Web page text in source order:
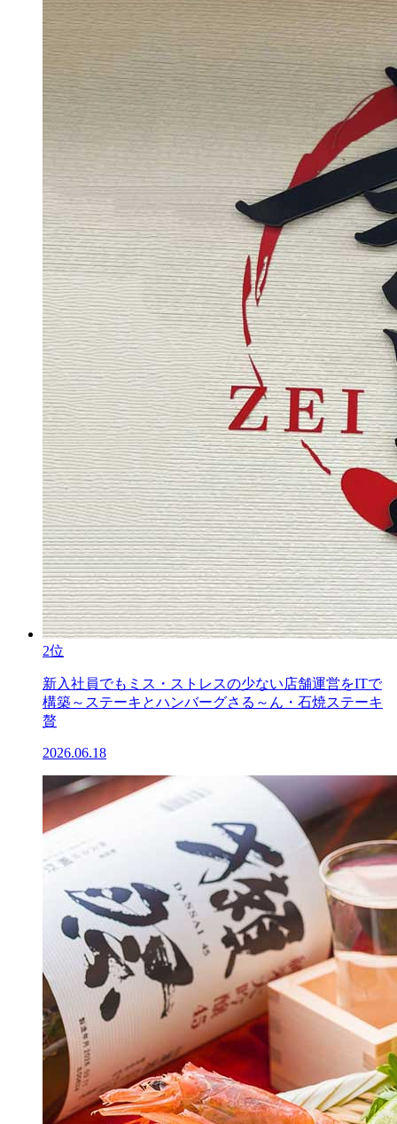
2位
新入社員でもミス・ストレスの少ない店舗運営をITで
構築～ステーキとハンバーグさる～ん・石焼ステーキ
贅
2026.06.18